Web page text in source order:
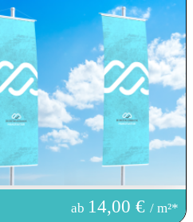
ab 14,00 €/ m²*
Bilder
Download
Download
Download
Download